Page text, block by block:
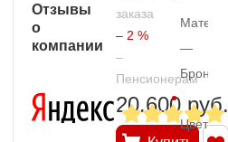
Отзывы
о
компании
заказа
– 2 %
–
Пенсионерам
20.600 руб.
—
Бронза
Цвет